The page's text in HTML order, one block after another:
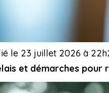
et démarches pour
le 23 juillet 2026 à